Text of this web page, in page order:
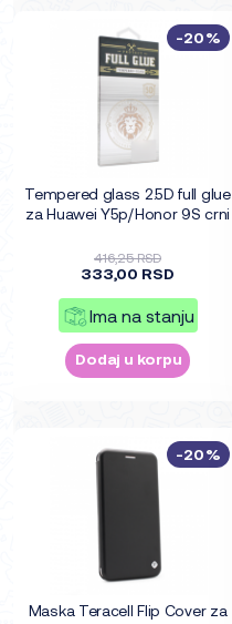
Tempered glass 2.5D full glue
za Huawei Y5p/Honor 9S crni
416,25 RSD
333,00 RSD
Ima na stanju
Dodaj u korpu
-20%
Maska Teracell Flip Cover za
-20%